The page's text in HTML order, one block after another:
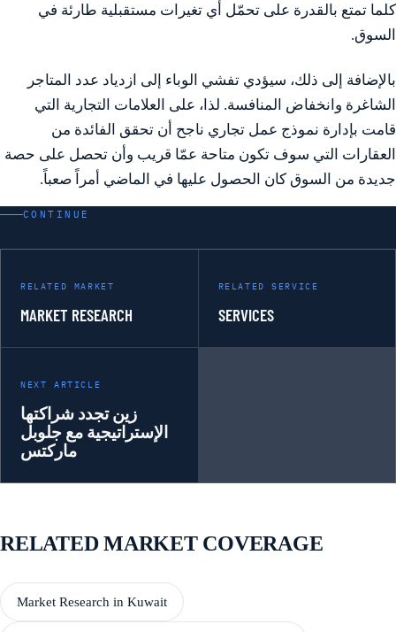
كلما تمتع بالقدرة على تحمّل أي تغيرات مستقبلية طارئة في
السوق.
بالإضافة إلى ذلك، سيؤدي تفشي الوباء إلى ازدياد عدد المتاجر
الشاغرة وانخفاض المنافسة. لذا، على العلامات التجارية التي
قامت بإدارة نموذج عمل تجاري ناجح أن تحقق الفائدة من
العقارات التي سوف تكون متاحة عمّا قريب وأن تحصل على حصة
جديدة من السوق كان الحصول عليها في الماضي أمراً صعباً.
CONTINUE
RELATED MARKET
MARKET RESEARCH
RELATED SERVICE
SERVICES
NEXT ARTICLE
زين تجدد شراكتها
الإستراتيجية مع جلوبل
ماركتس
RELATED MARKET COVERAGE
Market Research in Kuwait